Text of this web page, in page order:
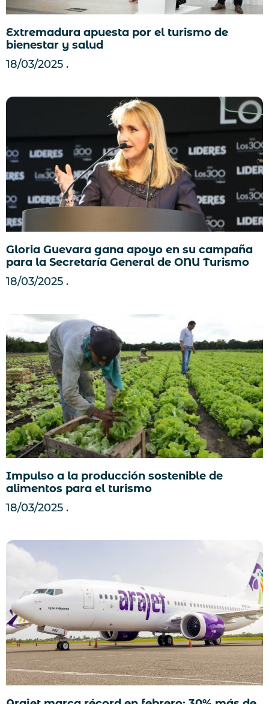
Extremadura apuesta por el turismo de
bienestar y salud
18/03/2025
Gloria Guevara gana apoyo en su campaña
para la Secretaría General de ONU Turismo
18/03/2025
Impulso a la producción sostenible de
alimentos para el turismo
18/03/2025